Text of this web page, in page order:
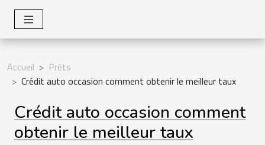
Accueil
Prêts
Crédit auto occasion comment obtenir le meilleur taux
Crédit auto occasion comment
obtenir le meilleur taux